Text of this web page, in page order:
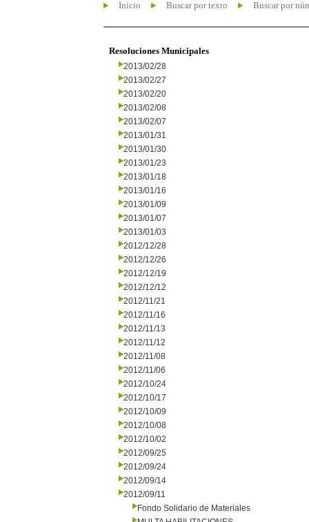
Inicio Buscar por texto Buscar por
Resoluciones Municipales
2013/02/28
2013/02/27
2013/02/20
2013/02/08
2013/02/07
2013/01/31
2013/01/30
2013/01/23
2013/01/18
2013/01/16
2013/01/09
2013/01/07
2013/01/03
2012/12/28
2012/12/26
2012/12/19
2012/12/12
2012/11/21
2012/11/16
2012/11/13
2012/11/12
2012/11/08
2012/11/06
2012/10/24
2012/10/17
2012/10/09
2012/10/08
2012/10/02
2012/09/25
2012/09/24
2012/09/14
2012/09/11
Fondo Solidario de Materiales